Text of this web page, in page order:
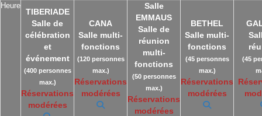
Heure
TIBERIADE
Salle de
célébration
et
événement
(400 personnes
max.)
Réservations
modérées
CANA
Salle multi-
fonctions
(120 personnes
max.)
Réservations
modérées
Salle
EMMAUS
Salle de
réunion
multi-
fonctions
(50 personnes
max.)
Réservations
modérées
BETHEL
Salle multi-
fonctions
(45 personnes
max.)
Réservations
modérées
(45